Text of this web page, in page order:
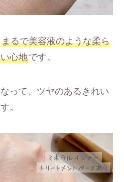
まるで美容液のような柔ら
心地です。
って、ツヤのあるきれい
。